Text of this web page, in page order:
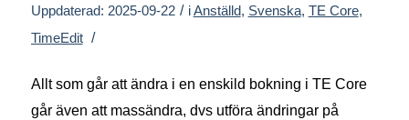
Uppdaterad: 2025-09-22 / iAnställd, Svenska, TE Core,
TimeEdit /
Allt som går att ändra i en enskild bokning i TE Core
går även att massändra, dvs utföra ändringar på